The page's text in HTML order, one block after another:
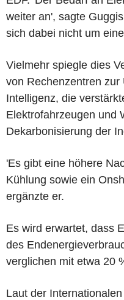
weiter an', sagte
sich dabei nicht um
Vielmehr spiegle dies
von Rechenzentren
Intelligenz, die
Elektrofahrzeugen und
Dekarbonisierung der
'Es gibt eine höhere
Kühlung sowie ein
ergänzte er.
Es wird erwartet, dass
des
verglichen mit etwa 20
Laut der